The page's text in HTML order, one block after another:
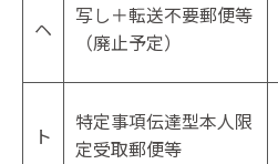
ヘ
写し＋転送不要郵便等
（廃止予定）
ト
特定事項伝達型本人限
定受取郵便等